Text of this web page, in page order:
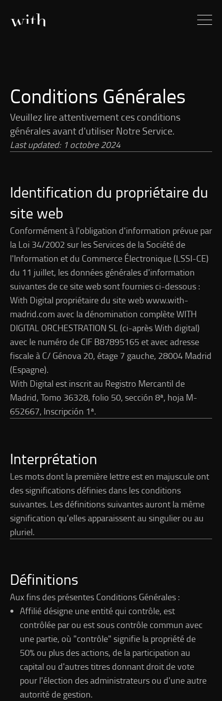
Conditions Générales
Veuillez lire attentivement ces conditions
générales avant d'utiliser Notre Service.
Last updated: 1 octobre 2024
Identification du propriétaire du
site web
Conformément à l'obligation d'information prévue par
la Loi 34/2002 sur les Services de la Société de
l'Information et du Commerce Électronique (LSSI-CE)
du 11 juillet, les données générales d'information
suivantes de ce site web sont fournies ci-dessous :
With Digital propriétaire du site web www.with-
madrid.com avec la dénomination complète WITH
DIGITAL ORCHESTRATION SL (ci-après With digital)
avec le numéro de CIF B87895165 et avec adresse
fiscale à C/ Génova 20, étage 7 gauche, 28004 Madrid
(Espagne).
With Digital est inscrit au Registro Mercantil de
Madrid, Tomo 36328, folio 50, sección 8ª, hoja M-
652667, Inscripción 1ª.
Interprétation
Les mots dont la première lettre est en majuscule ont
des significations définies dans les conditions
suivantes. Les définitions suivantes auront la même
signification qu'elles apparaissent au singulier ou au
pluriel.
Définitions
Aux fins des présentes Conditions Générales :
Affilié désigne une entité qui contrôle, est
contrôlée par ou est sous contrôle commun avec
une partie, où "contrôle" signifie la propriété de
50% ou plus des actions, de la participation au
capital ou d'autres titres donnant droit de vote
pour l'élection des administrateurs ou d'une autre
autorité de gestion.